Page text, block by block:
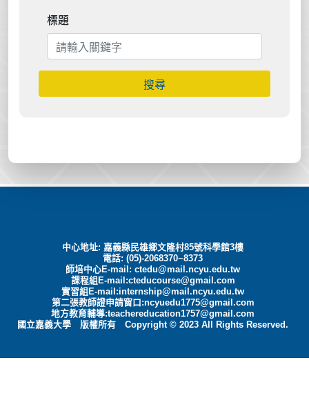
標題
搜尋
中心地址: 嘉義縣民雄鄉文隆村85號科學館3樓
電話: (05)-2068370~8373
師培中心E-mail:ctedu@mail.ncyu.edu.tw
課程組E-mail:cteducourse@gmail.com
實習組E-mail:internship@mail.ncyu.edu.tw
第二張教師證申請窗口:ncyuedu1775@gmail.com
地方教育輔導:teachereducation1757@gmail.com
國立嘉義大學 版權所有 Copyright © 2023 All Rights Reserved.